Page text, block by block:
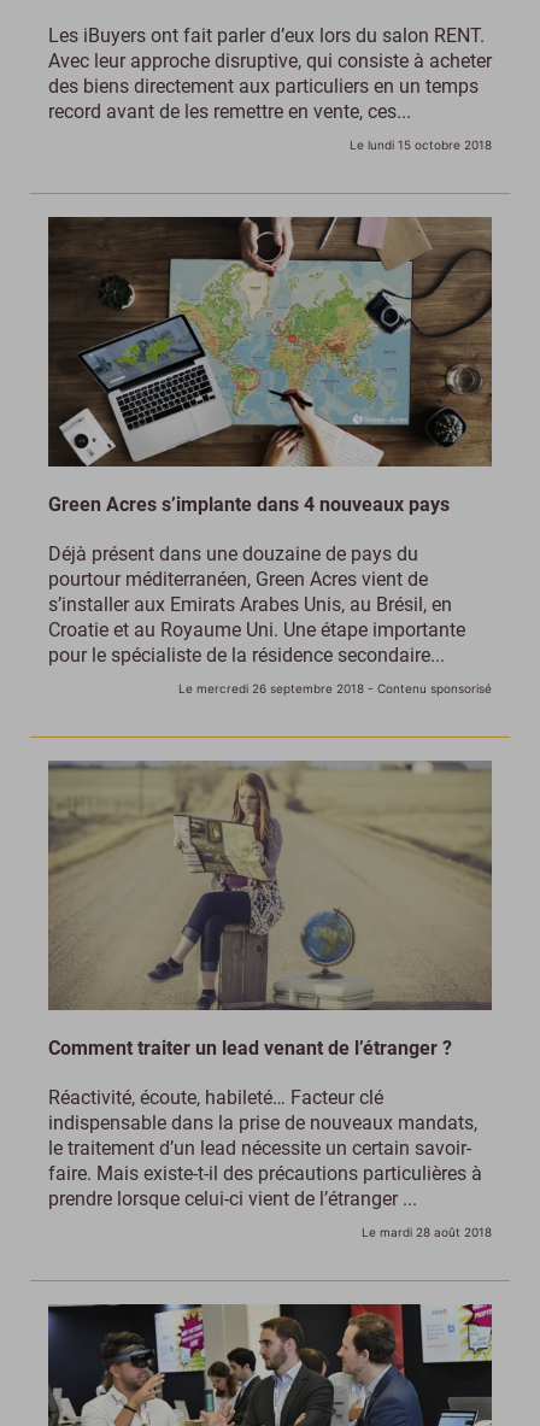
Les iBuyers ont fait parler d’eux lors du salon RENT.
Avec leur approche disruptive, qui consiste à acheter
des biens directement aux particuliers en un temps
record avant de les remettre en vente, ces...
Le lundi 15 octobre 2018
Green Acres s’implante dans 4 nouveaux pays
Déjà présent dans une douzaine de pays du
pourtour méditerranéen, Green Acres vient de
s’installer aux Emirats Arabes Unis, au Brésil, en
Croatie et au Royaume Uni. Une étape importante
pour le spécialiste de la résidence secondaire...
Le mercredi 26 septembre 2018 - Contenu sponsorisé
Comment traiter un lead venant de l’étranger ?
Réactivité, écoute, habileté… Facteur clé
indispensable dans la prise de nouveaux mandats,
le traitement d’un lead nécessite un certain savoir-
faire. Mais existe-t-il des précautions particulières à
prendre lorsque celui-ci vient de l’étranger ...
Le mardi 28 août 2018